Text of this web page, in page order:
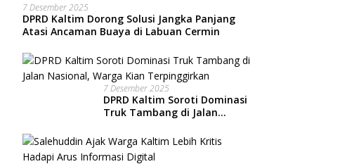
7 Desember 2025
DPRD Kaltim Dorong Solusi Jangka Panjang
Atasi Ancaman Buaya di Labuan Cermin
7 Desember 2025
DPRD Kaltim Soroti Dominasi
Truk Tambang di Jalan
Terpinggirkan